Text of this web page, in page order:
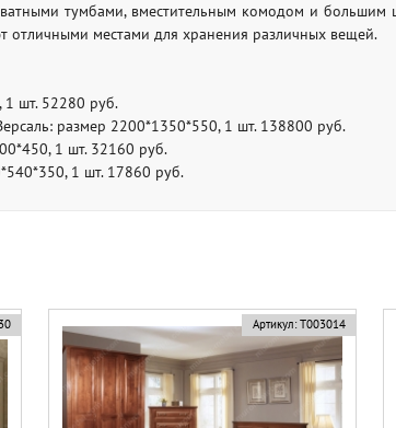
тумбами, вместительным комодом и
отличными местами для хранения различных вещей.
1 шт. 52280 руб.
размер 2200*1350*550, 1 шт. 138800 руб.
1 шт. 32160 руб.
1 шт. 17860 руб.
Артикул: Т003014